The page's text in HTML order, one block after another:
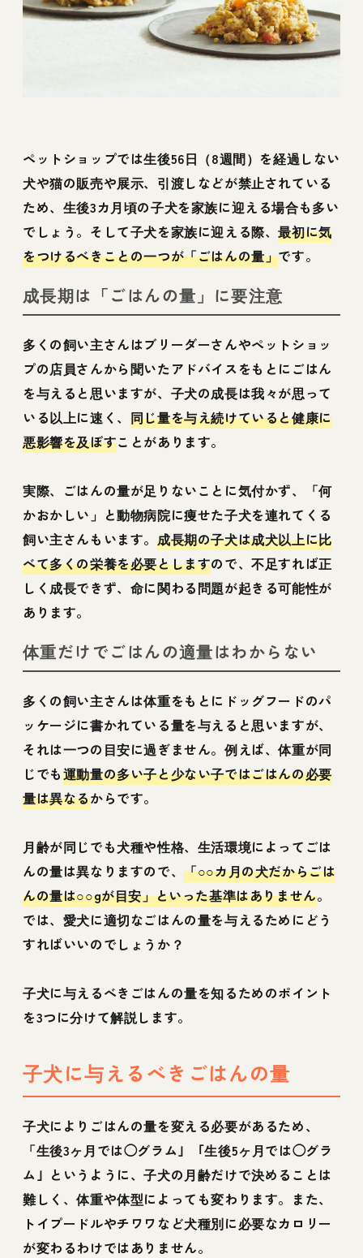
ペットショップでは生後56日（8週間）を経過しない
犬や猫の販売や展示、引渡しなどが禁止されている
ため、生後3カ月頃の子犬を家族に迎える場合も多い
でしょう。そして子犬を家族に迎える際、最初に気
をつけるべきことの一つが「ごはんの量」です。
成長期は「ごはんの量」に要注意
多くの飼い主さんはブリーダーさんやペットショッ
プの店員さんから聞いたアドバイスをもとにごはん
を与えると思いますが、子犬の成長は我々が思って
いる以上に速く、 同じ量を与え続けていると健康に
悪影響を及ぼすことがあります。
実際、ごはんの量が足りないことに気付かず、「何
かおかしい」と動物病院に痩せた子犬を連れてくる
飼い主さんもいます。 成長期の子犬は成犬以上に比
べて多くの栄養を必要としますので、不足すれば正
しく成長できず、命に関わる問題が起きる可能性が
あります。
体重だけでごはんの適量はわからない
多くの飼い主さんは体重をもとにドッグフードのパ
ッケージに書かれている量を与えると思いますが、
それは一つの目安に過ぎません。例えば、体重が同
じでも運動量の多い子と少ない子ではごはんの必要
量は異なるからです。
月齢が同じでも犬種や性格、生活環境によってごは
んの量は異なりますので、「○○カ月の犬だからごは
んの量は○○gが目安」といった基準はありません。
では、愛犬に適切なごはんの量を与えるためにどう
すればいいのでしょうか？
子犬に与えるべきごはんの量を知るためのポイント
を3つに分けて解説します。
子犬に与えるべきごはんの量
子犬によりごはんの量を変える必要があるため、
「生後3ヶ月では◯グラム」「生後5ヶ月では◯グラ
ム」というように、子犬の月齢だけで決めることは
難しく、体重や体型によっても変わります。また、
トイプードルやチワワなど犬種別に必要なカロリー
が変わるわけではありません。